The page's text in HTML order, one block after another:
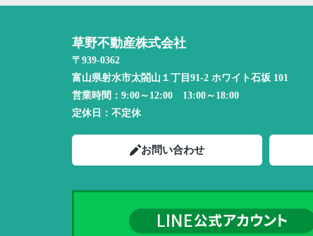
草野不動産株式会社
〒939-0362
富山県射水市太閤山１丁目91-2 ホワイト石坂 101
営業時間： 9:00～12:00 13:00～18:00
定休日： 不定休
お問い合わせ